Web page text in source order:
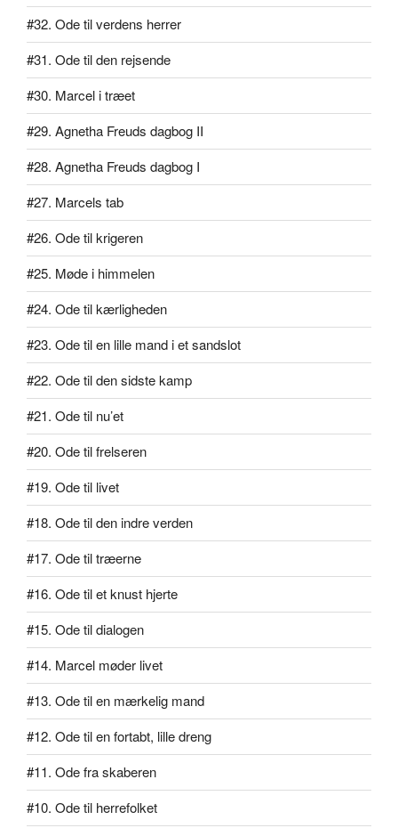
#32. Ode til verdens herrer
#31. Ode til den rejsende
#30. Marcel i træet
#29. Agnetha Freuds dagbog II
#28. Agnetha Freuds dagbog I
#27. Marcels tab
#26. Ode til krigeren
#25. Møde i himmelen
#24. Ode til kærligheden
#23. Ode til en lille mand i et sandslot
#22. Ode til den sidste kamp
#21. Ode til nu’et
#20. Ode til frelseren
#19. Ode til livet
#18. Ode til den indre verden
#17. Ode til træerne
#16. Ode til et knust hjerte
#15. Ode til dialogen
#14. Marcel møder livet
#13. Ode til en mærkelig mand
#12. Ode til en fortabt, lille dreng
#11. Ode fra skaberen
#10. Ode til herrefolket